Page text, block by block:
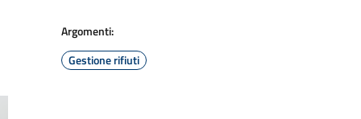
Argomenti:
Gestione rifiuti